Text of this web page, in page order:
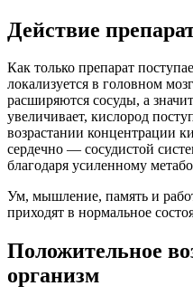
Действие
Как только препарат
локализуется в головном
расширяются сосуды, а
увеличивает, кислород
возрастании концентрации
сердечно — сосудистой
благодаря усиленному
Ум, мышление, память и
приходят в нормальное
Положительное
организм